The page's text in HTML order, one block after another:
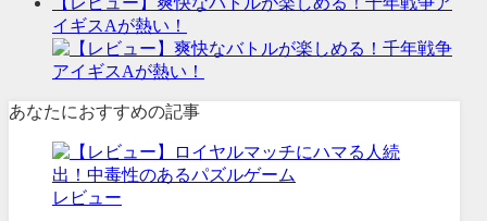
イギスAが熱い！
あなたにおすすめの記事
レビュー